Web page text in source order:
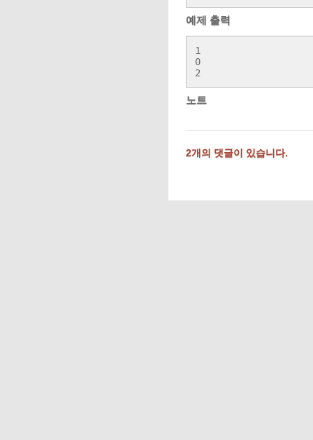
예제 출력
1
0
2
노트
2개의 댓글이 있습니다.